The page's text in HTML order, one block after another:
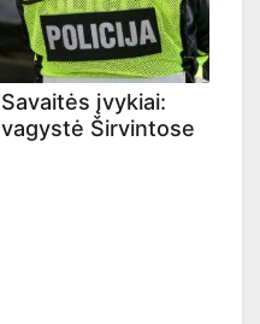
Savaitės įvykiai:
vagystė Širvintose